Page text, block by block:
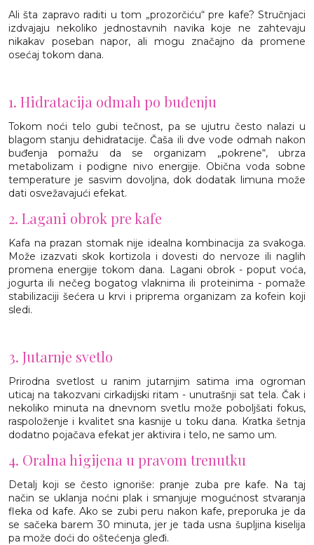
Ali šta zapravo raditi u tom „prozorčiću“ pre kafe? Stručnjaci
izdvajaju nekoliko jednostavnih navika koje ne zahtevaju
nikakav poseban napor, ali mogu značajno da promene
osećaj tokom dana.
1. Hidratacija odmah po buđenju
Tokom noći telo gubi tečnost, pa se ujutru često nalazi u
blagom stanju dehidratacije. Čaša ili dve vode odmah nakon
buđenja pomažu da se organizam „pokrene“, ubrza
metabolizam i podigne nivo energije. Obična voda sobne
temperature je sasvim dovoljna, dok dodatak limuna može
dati osvežavajući efekat.
2. Lagani obrok pre kafe
Kafa na prazan stomak nije idealna kombinacija za svakoga.
Može izazvati skok kortizola i dovesti do nervoze ili naglih
promena energije tokom dana. Lagani obrok - poput voća,
jogurta ili nečeg bogatog vlaknima ili proteinima - pomaže
stabilizaciji šećera u krvi i priprema organizam za kofein koji
sledi.
3. Jutarnje svetlo
Prirodna svetlost u ranim jutarnjim satima ima ogroman
uticaj na takozvani cirkadijski ritam - unutrašnji sat tela. Čak i
nekoliko minuta na dnevnom svetlu može poboljšati fokus,
raspoloženje i kvalitet sna kasnije u toku dana. Kratka šetnja
dodatno pojačava efekat jer aktivira i telo, ne samo um.
4. Oralna higijena u pravom trenutku
Detalj koji se često ignoriše: pranje zuba pre kafe. Na taj
način se uklanja noćni plak i smanjuje mogućnost stvaranja
fleka od kafe. Ako se zubi peru nakon kafe, preporuka je da
se sačeka barem 30 minuta, jer je tada usna šupljina kiselija
pa može doći do oštećenja gleđi.